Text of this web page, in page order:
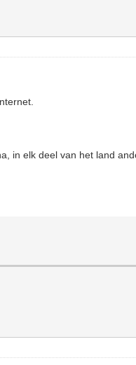
in elk deel van het land